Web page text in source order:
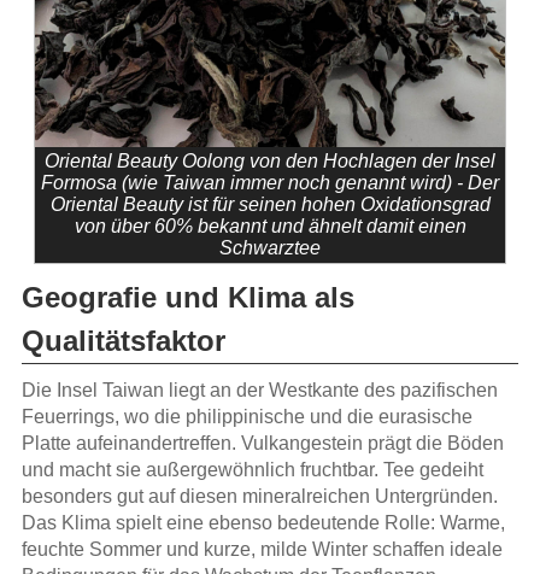
Oriental Beauty Oolong von den Hochlagen der Insel
Formosa (wie Taiwan immer noch genannt wird) - Der
Oriental Beauty ist für seinen hohen Oxidationsgrad
von über 60% bekannt und ähnelt damit einen
Schwarztee
Geografie und Klima als
Qualitätsfaktor
Die Insel Taiwan liegt an der Westkante des pazifischen
Feuerrings, wo die philippinische und die eurasische
Platte aufeinandertreffen. Vulkangestein prägt die Böden
und macht sie außergewöhnlich fruchtbar. Tee gedeiht
besonders gut auf diesen mineralreichen Untergründen.
Das Klima spielt eine ebenso bedeutende Rolle: Warme,
feuchte Sommer und kurze, milde Winter schaffen ideale